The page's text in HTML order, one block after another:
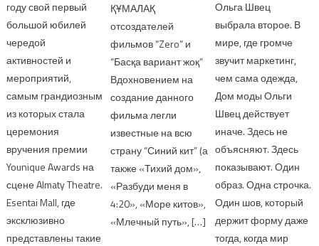
году свой первый
большой юбилей
чередой
активностей и
мероприятий,
самым грандиозным
из которых стала
церемония
вручения премии
Younique Awards на
сцене Almaty Theatre.
Esentai Mall, где
эксклюзивно
представлены такие
ҚҰМАЛАҚ
отсоздателей
фильмов “Zero” и
“Басқа вариант жоқ”
Вдохновением на
создание данного
фильма легли
известные на всю
страну “Синий кит” (а
также «Тихий дом»,
«Разбуди меня в
4:20», «Море китов»,
«Млечный путь», […]
Ольга Швец
выбрала второе. В
мире, где громче
звучит маркетинг,
чем сама одежда,
Дом моды Ольги
Швец действует
иначе. Здесь не
объясняют. Здесь
показывают. Один
образ. Одна строчка.
Один шов, который
держит форму даже
тогда, когда мир